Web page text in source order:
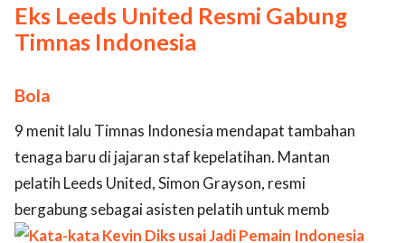
Eks Leeds United Resmi Gabung
Timnas Indonesia
Bola
9 menit lalu Timnas Indonesia mendapat tambahan
tenaga baru di jajaran staf kepelatihan. Mantan
pelatih Leeds United, Simon Grayson, resmi
bergabung sebagai asisten pelatih untuk memb